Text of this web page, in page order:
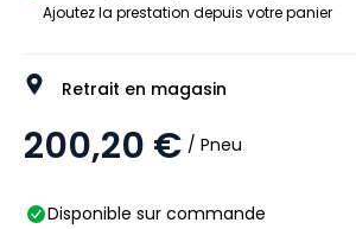
Ajoutez la prestation depuis votre panier
Retrait en magasin
200,20 € / Pneu
Disponible sur commande